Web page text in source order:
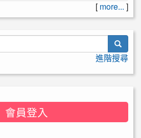
[ more... ]
進階搜尋
會員登入